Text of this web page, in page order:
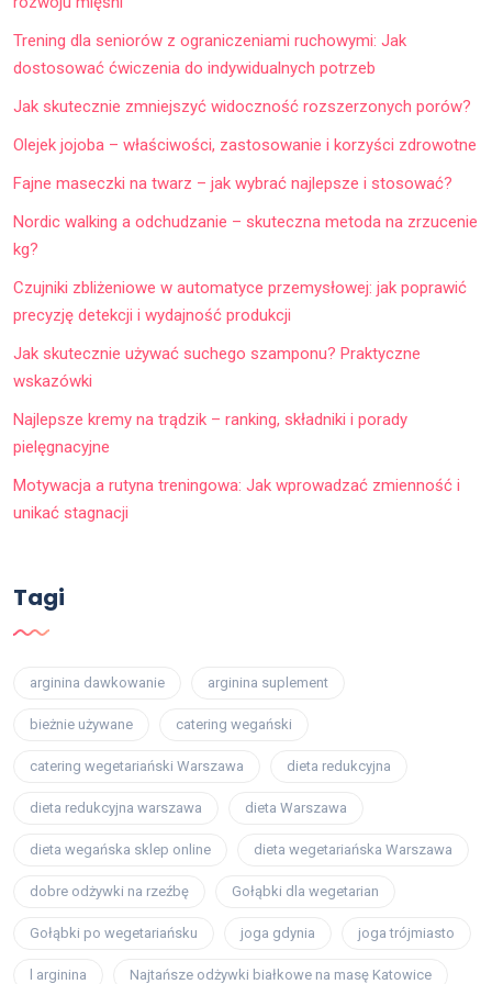
Trening dla seniorów z ograniczeniami ruchowymi: Jak
dostosować ćwiczenia do indywidualnych potrzeb
Jak skutecznie zmniejszyć widoczność rozszerzonych porów?
Olejek jojoba – właściwości, zastosowanie i korzyści zdrowotne
Fajne maseczki na twarz – jak wybrać najlepsze i stosować?
Nordic walking a odchudzanie – skuteczna metoda na zrzucenie
kg?
Czujniki zbliżeniowe w automatyce przemysłowej: jak poprawić
precyzję detekcji i wydajność produkcji
Jak skutecznie używać suchego szamponu? Praktyczne
wskazówki
Najlepsze kremy na trądzik – ranking, składniki i porady
pielęgnacyjne
Motywacja a rutyna treningowa: Jak wprowadzać zmienność i
unikać stagnacji
Tagi
arginina dawkowanie arginina suplement
bieżnie używane catering wegański
catering wegetariański Warszawa dieta redukcyjna
dieta redukcyjna warszawa dieta Warszawa
dieta wegańska sklep online dieta wegetariańska Warszawa
dobre odżywki na rzeźbę Gołąbki dla wegetarian
Gołąbki po wegetariańsku joga gdynia joga trójmiasto
l arginina Najtańsze odżywki białkowe na masę Katowice